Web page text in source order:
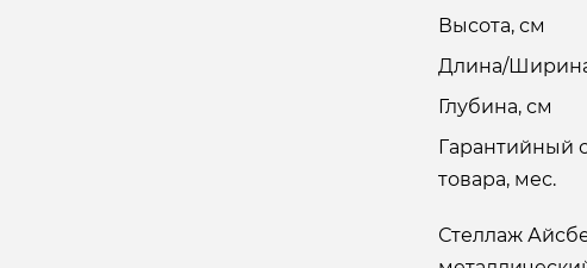
Высота, см
Длина/
Глубина, см
Гарантийный
товара, мес.
Стеллаж